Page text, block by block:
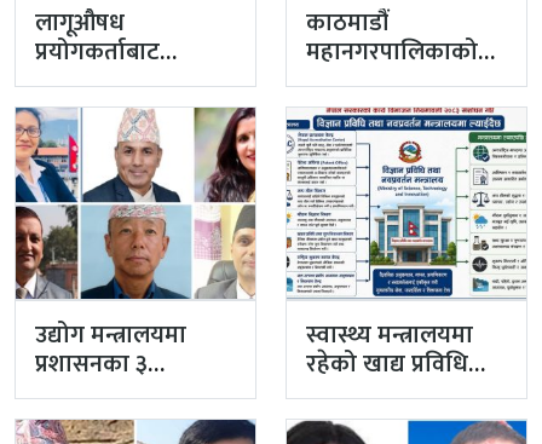
लागूऔषध
प्रयोगकर्ताबाट
सीसीएम उपाध्यक्ष
बनेका गुरुङको अवैध
इमेलले उठायो
अध्यक्ष…
काठमाडौं
महानगरपालिकाको
प्रमुख प्रशासकीय
अधिकृतमा अर्याल,
सहसचिव केसी
अख्तियारबाट ‘आउट’
उद्योग मन्त्रालयमा
प्रशासनका ३
सहसचिव फाजिलमा
स्वास्थ्य मन्त्रालयमा
रहेको खाद्य प्रविधि
तथा गुण नियन्त्रण
विभाग विज्ञान…